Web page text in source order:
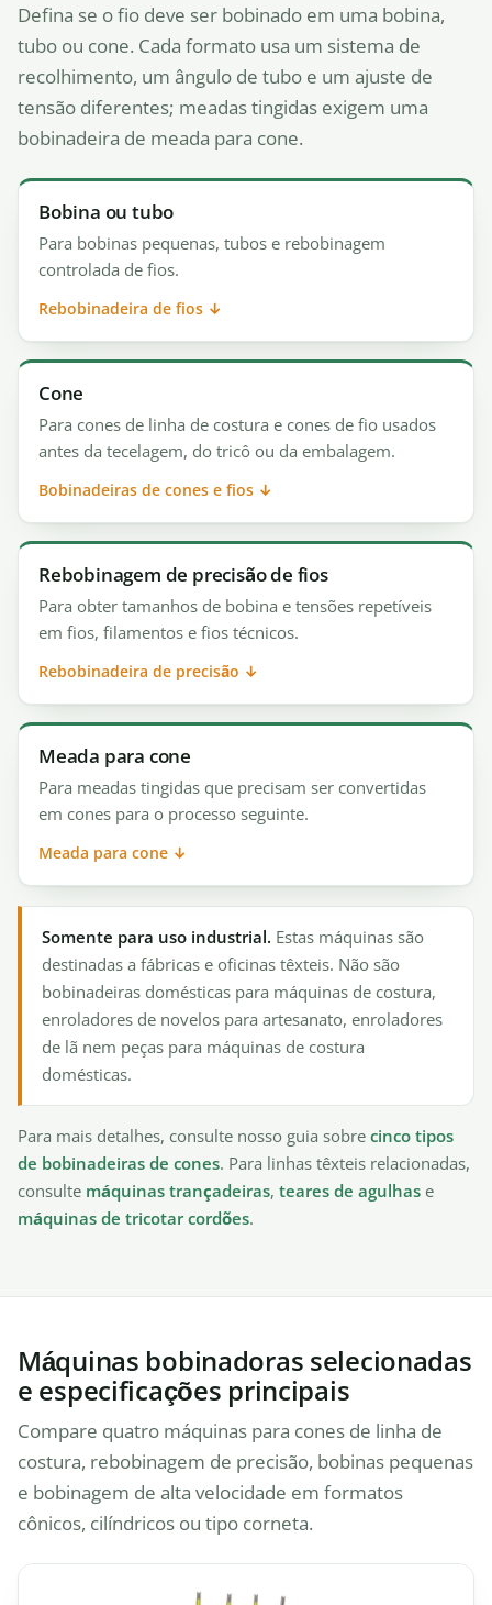
Defina se o fio deve ser bobinado em uma bobina,
tubo ou cone. Cada formato usa um sistema de
recolhimento, um ângulo de tubo e um ajuste de
tensão diferentes; meadas tingidas exigem uma
bobinadeira de meada para cone.
Bobina ou tubo
Para bobinas pequenas, tubos e rebobinagem
controlada de fios.
Rebobinadeira de fios ↓
Cone
Para cones de linha de costura e cones de fio usados
antes da tecelagem, do tricô ou da embalagem.
Bobinadeiras de cones e fios ↓
Rebobinagem de precisão de fios
Para obter tamanhos de bobina e tensões repetíveis
em fios, filamentos e fios técnicos.
Rebobinadeira de precisão ↓
Meada para cone
Para meadas tingidas que precisam ser convertidas
em cones para o processo seguinte.
Meada para cone ↓
Somente para uso industrial. Estas máquinas são
destinadas a fábricas e oficinas têxteis. Não são
bobinadeiras domésticas para máquinas de costura,
enroladores de novelos para artesanato, enroladores
de lã nem peças para máquinas de costura
domésticas.
Para mais detalhes, consulte nosso guia sobre cinco tipos
de bobinadeiras de cones. Para linhas têxteis relacionadas,
consulte máquinas trançadeiras, teares de agulhas e
máquinas de tricotar cordões.
Máquinas bobinadoras selecionadas
e especificações principais
Compare quatro máquinas para cones de linha de
costura, rebobinagem de precisão, bobinas pequenas
e bobinagem de alta velocidade em formatos
cônicos, cilíndricos ou tipo corneta.